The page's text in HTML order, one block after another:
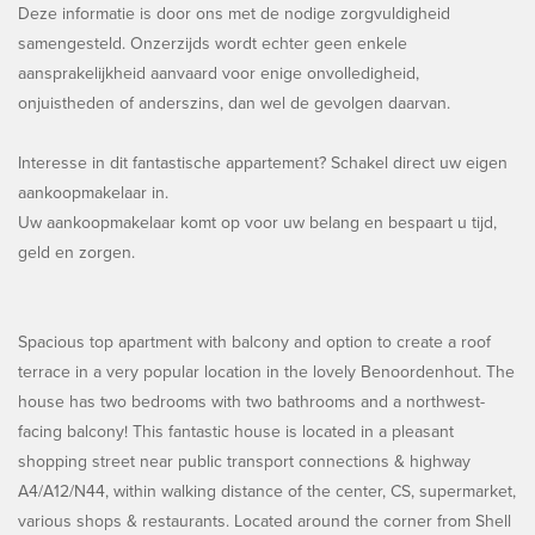
Deze informatie is door ons met de nodige zorgvuldigheid
samengesteld. Onzerzijds wordt echter geen enkele
aansprakelijkheid aanvaard voor enige onvolledigheid,
onjuistheden of anderszins, dan wel de gevolgen daarvan.
Interesse in dit fantastische appartement? Schakel direct uw eigen
aankoopmakelaar in.
Uw aankoopmakelaar komt op voor uw belang en bespaart u tijd,
geld en zorgen.
Spacious top apartment with balcony and option to create a roof
terrace in a very popular location in the lovely Benoordenhout. The
house has two bedrooms with two bathrooms and a northwest-
facing balcony! This fantastic house is located in a pleasant
shopping street near public transport connections & highway
A4/A12/N44, within walking distance of the center, CS, supermarket,
various shops & restaurants. Located around the corner from Shell